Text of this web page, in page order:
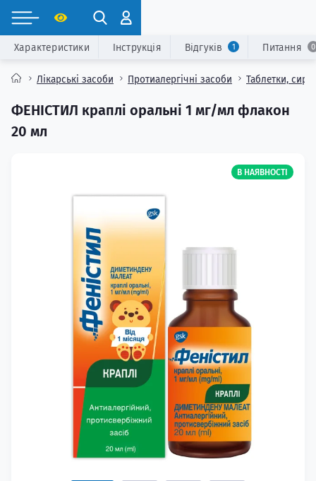
Лікарські засоби Протиалергічні засоби Таблетки,
ФЕНІСТИЛ краплі оральні 1 мг/мл флакон
20 мл
Характеристики Інструкція Відгуків 1 Питання 0
В НАЯВНОСТІ